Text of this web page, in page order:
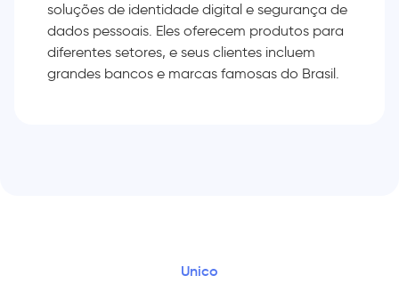
soluções de identidade digital e segurança de
dados pessoais. Eles oferecem produtos para
diferentes setores, e seus clientes incluem
grandes bancos e marcas famosas do Brasil.
Unico